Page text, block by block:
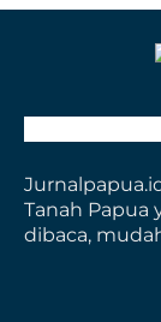
Tanah Papua
dibaca,